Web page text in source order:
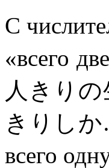
С
«всего
人きりの
きりし
всего